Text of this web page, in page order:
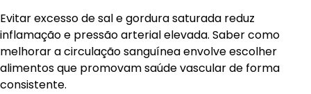
Evitar excesso de sal e gordura saturada reduz
inflamação e pressão arterial elevada. Saber como
melhorar a circulação sanguínea envolve escolher
alimentos que promovam saúde vascular de forma
consistente.